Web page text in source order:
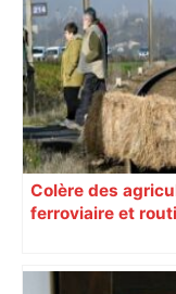
une lueur
Toulouse ? –
Colère des
ferroviaire et